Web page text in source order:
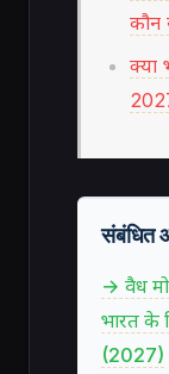
कौन
क्या
→ वैध
भारत के
(2027)